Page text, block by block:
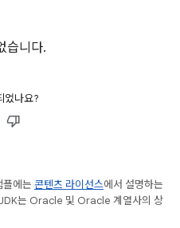
습니다.
었나요?
플에는 콘텐츠 라이선스에서 설명하는
는 Oracle 및 Oracle 계열사의 상